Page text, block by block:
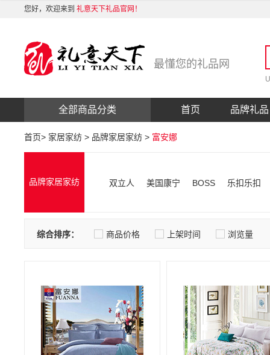
您好，欢迎来到 礼意天下礼品官网！
最懂您的礼品网
全部商品分类 首页 品牌礼品
首页> 家居家纺 > 品牌家居家纺 > 富安娜
品牌家居家纺 双立人 美国康宁 BOSS 乐扣乐扣
综合排序： 商品价格 上架时间 浏览量